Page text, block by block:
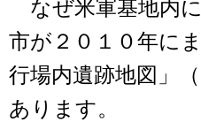
なぜ米軍基地内
市が２０１０年に
行場内遺跡地図」
あります。